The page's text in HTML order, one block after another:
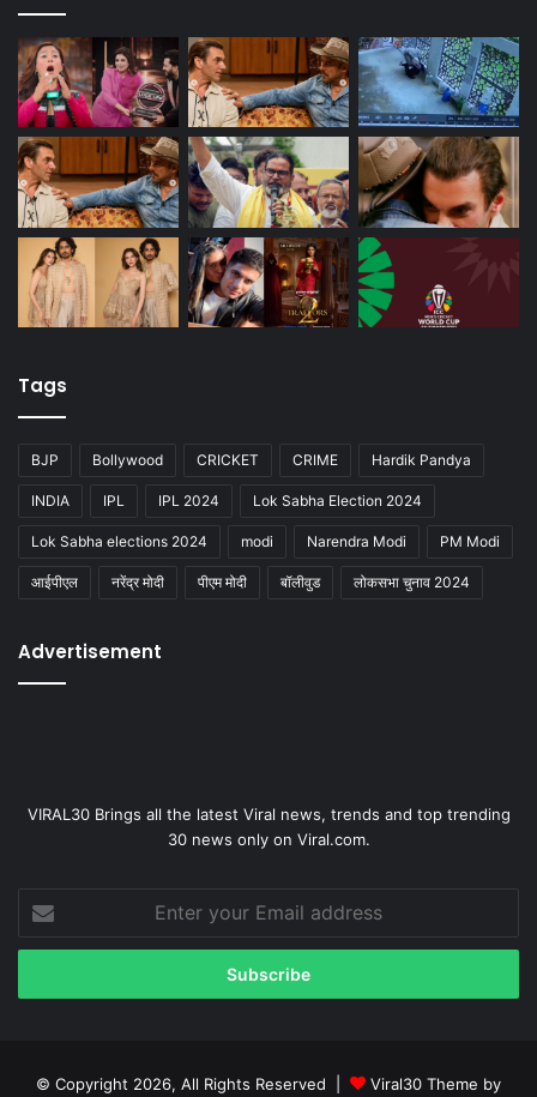
Tags
BJP Bollywood CRICKET CRIME Hardik Pandya
INDIA IPL IPL 2024 Lok Sabha Election 2024
Lok Sabha elections 2024 modi Narendra Modi PM Modi
आईपीएल नरेंद्र मोदी पीएम मोदी बॉलीवुड लोकसभा चुनाव 2024
Advertisement
VIRAL30 Brings all the latest Viral news, trends and top trending
30 news only on Viral.com.
your
Email
© Copyright 2026, All Rights Reserved | Viral30 Theme by